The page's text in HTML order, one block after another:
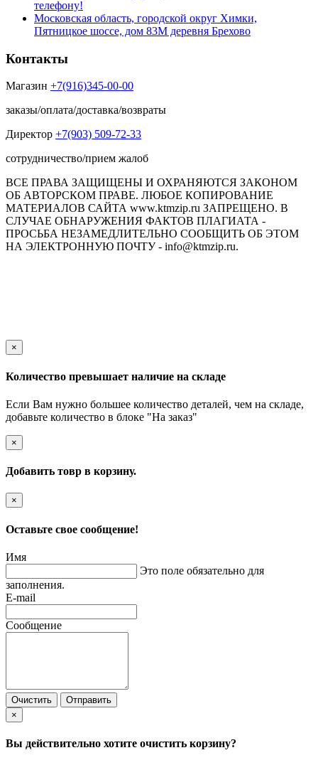
телефону!
Московская область, городской округ Химки,
Пятницкое шоссе, дом 83М деревня Брехово
Контакты
Магазин +7(916)345-00-00
заказы/оплата/доставка/возвраты
Директор +7(903) 509-72-33
сотрудничество/прием жалоб
ВСЕ ПРАВА ЗАЩИЩЕНЫ И ОХРАНЯЮТСЯ ЗАКОНОМ
ОБ АВТОРСКОМ ПРАВЕ. ЛЮБОЕ КОПИРОВАНИЕ
МАТЕРИАЛОВ САЙТА www.ktmzip.ru ЗАПРЕЩЕНО. В
СЛУЧАЕ ОБНАРУЖЕНИЯ ФАКТОВ ПЛАГИАТА -
ПРОСЬБА НЕЗАМЕДЛИТЕЛЬНО СООБЩИТЬ ОБ ЭТОМ
НА ЭЛЕКТРОННУЮ ПОЧТУ - info@ktmzip.ru.
×
Количество превышает наличие на складе
Если Вам нужно большее количество деталей, чем на складе,
добавьте количество в блоке "На заказ"
×
Добавить товр в корзину.
×
Оставьте свое сообщение!
Имя
Это поле обязательно для
заполнения.
E-mail
Сообщение
Очистить
Отправить
×
Вы действительно хотите очистить корзину?